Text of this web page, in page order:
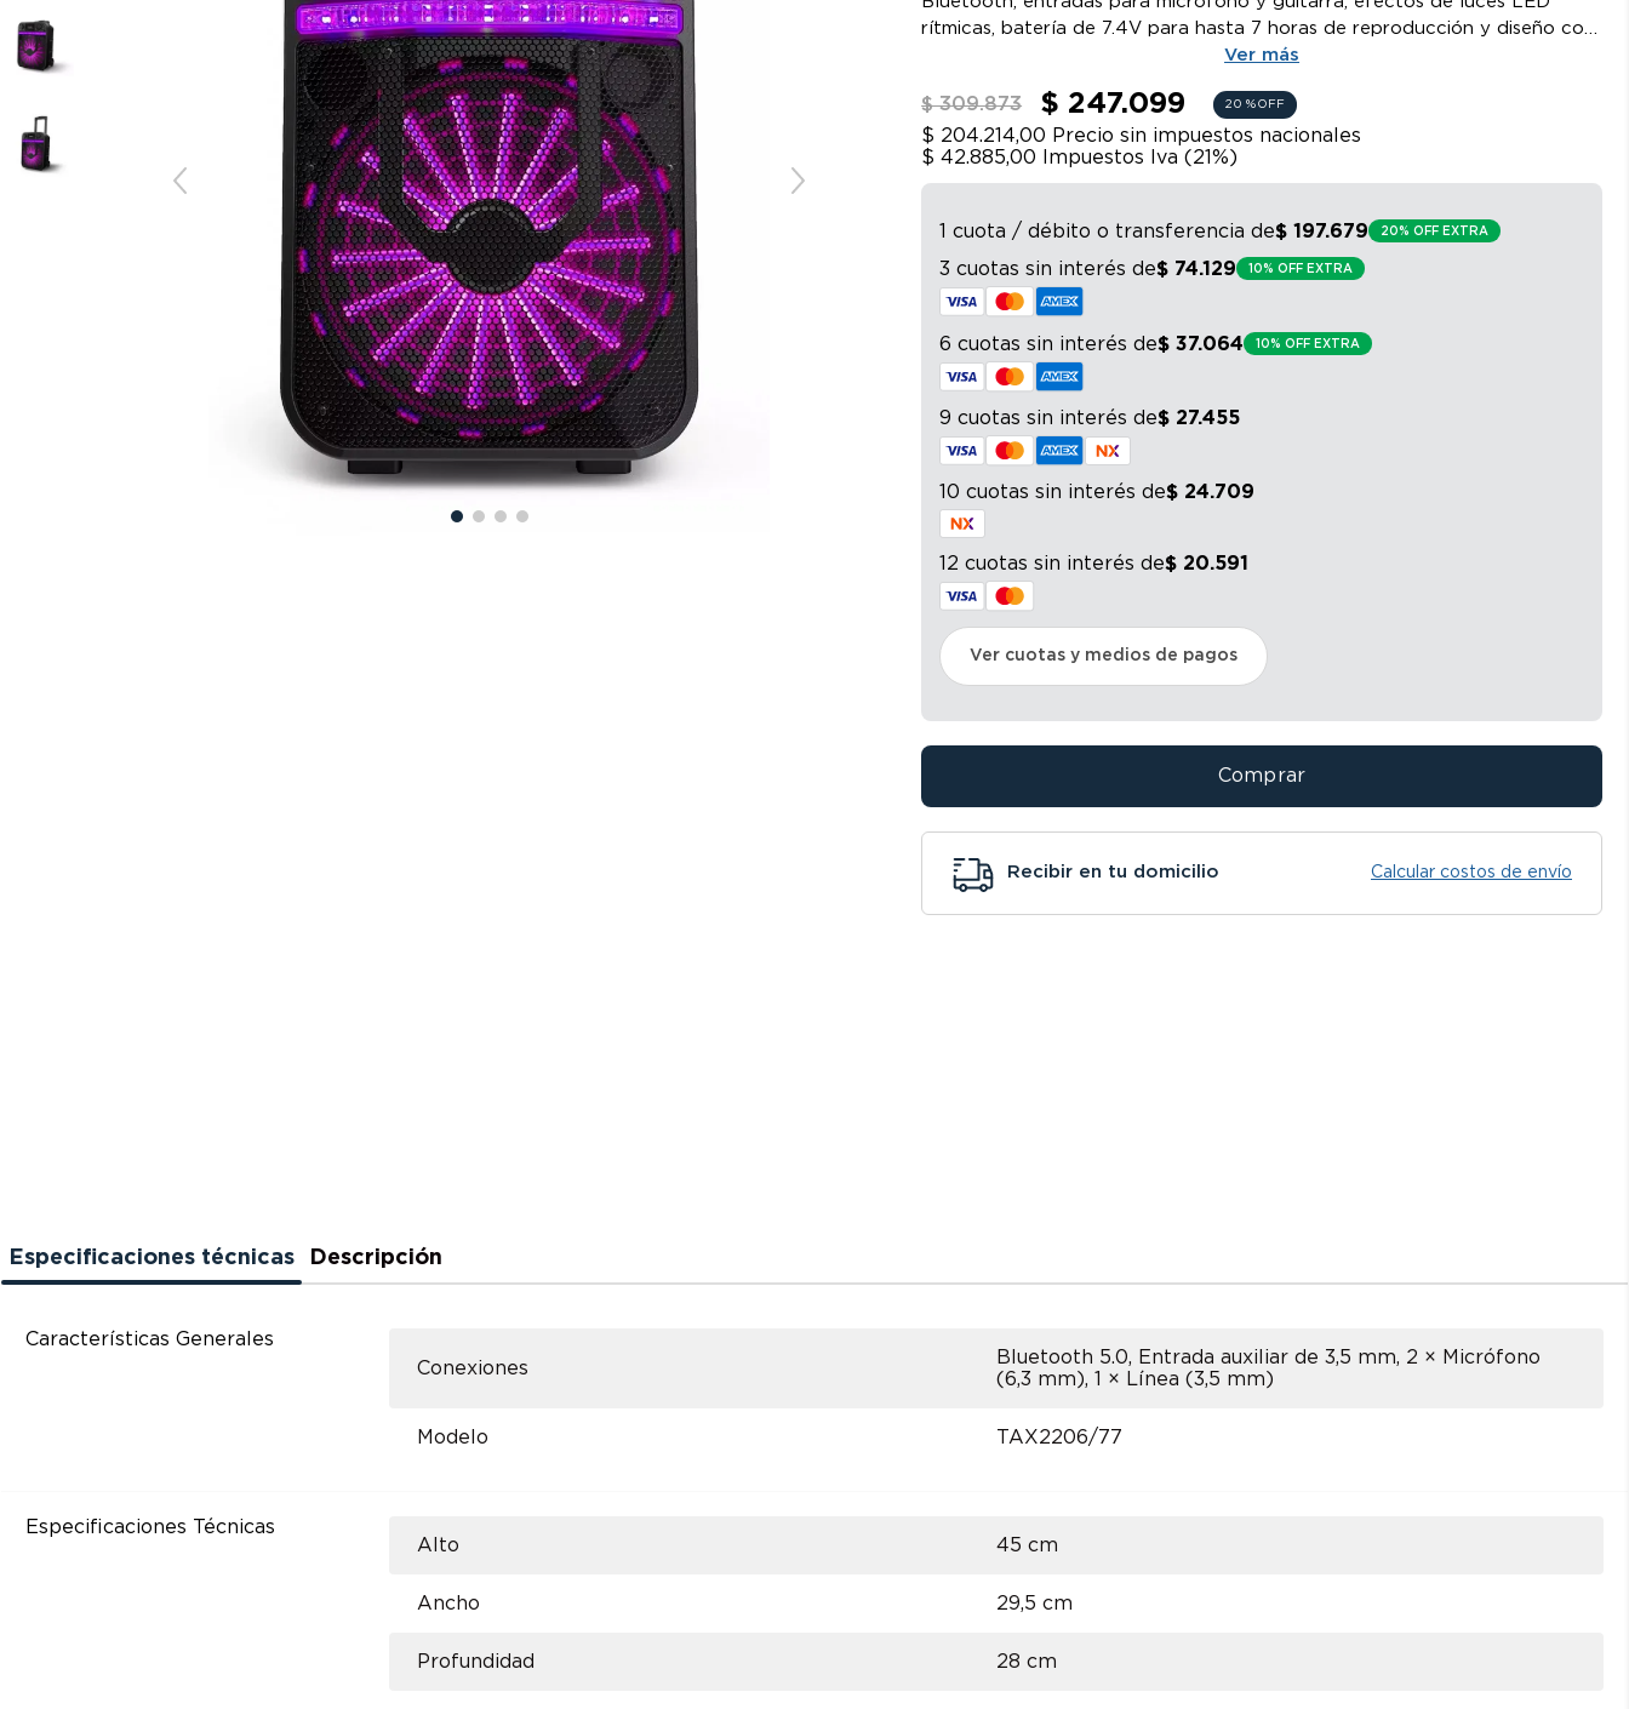
rítmicas, batería de 7.4V para hasta 7 horas de reproducción y diseño con
ruedas y manija para fácil transporte.Ver más
$ 309.873 $ 247.099 20 % OFF
$ 204.214,00 Precio sin impuestos nacionales
$ 42.885,00
Impuestos Iva (21%)
1 cuota / débito o transferencia de$ 197.679 20% OFF EXTRA
3 cuotas sin interés de$ 74.129 10% OFF EXTRA
6 cuotas sin interés de$ 37.064 10% OFF EXTRA
9 cuotas sin interés de$ 27.455
10 cuotas sin interés de$ 24.709
12 cuotas sin interés de$ 20.591
Ver cuotas y medios de pagos
Comprar
Recibir en tu domicilio Calcular costos de envío
Especificaciones técnicas Descripción
Características Generales
Conexiones
Bluetooth 5.0, Entrada auxiliar de 3,5 mm, 2 × Micrófono
(6,3 mm), 1 × Línea (3,5 mm)
Modelo TAX2206/77
Especificaciones Técnicas
Alto
45 cm
Ancho 29,5 cm
Profundidad 28 cm